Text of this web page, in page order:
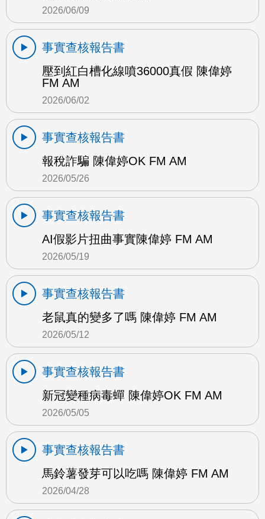
2026/06/09
事實查核報告書
壓到紅白槽化線噴36000真假 陳偉婷
FM AM
2026/06/02
事實查核報告書
報稅詐騙 陳偉婷OK FM AM
2026/05/26
事實查核報告書
AI假影片扭曲事實陳偉婷 FM AM
2026/05/19
事實查核報告書
老鼠真的變多了嗎 陳偉婷 FM AM
2026/05/12
事實查核報告書
新冠變種病毒蟬 陳偉婷OK FM AM
2026/05/05
事實查核報告書
馬鈴薯發芽可以吃嗎 陳偉婷 FM AM
2026/04/28